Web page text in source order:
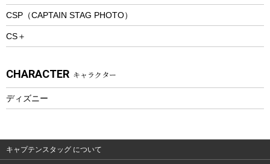
プレイグッズ
ウェルネス
ウェア、タオル
ウェア
CSP（CAPTAIN STAG PHOTO）
CS＋
CHARACTER キャラクター
ディズニー
キャプテンスタッグ について